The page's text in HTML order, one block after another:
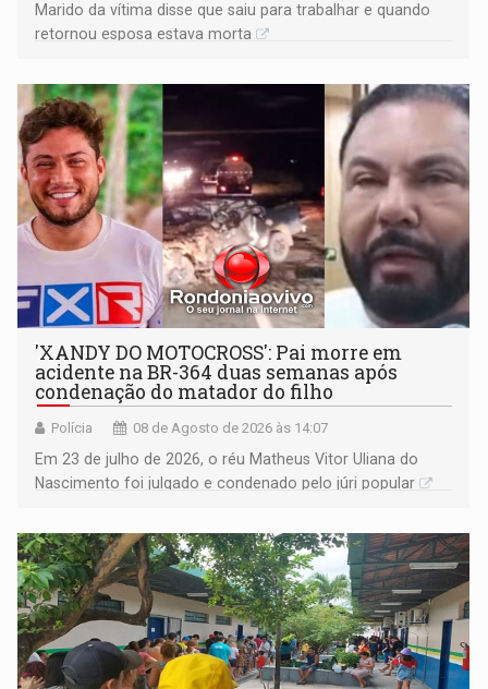
Marido da vítima disse que saiu para trabalhar e quando
retornou esposa estava morta
'XANDY DO MOTOCROSS': Pai morre em
acidente na BR-364 duas semanas após
condenação do matador do filho
Polícia 08 de Agosto de 2026 às 14:07
Em 23 de julho de 2026, o réu Matheus Vitor Uliana do
Nascimento foi julgado e condenado pelo júri popular